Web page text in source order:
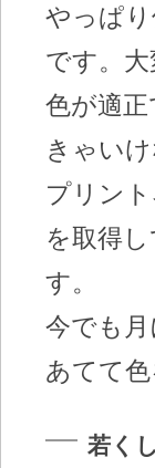
やっぱ
です。
色が適
きゃい
プリン
を取得
す。
今でも
あてて
若く